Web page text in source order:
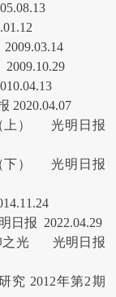
2020.04.07
上） 光明日报
下） 光明日报
报 2022.04.29
之光 光明日报
2012年第2期